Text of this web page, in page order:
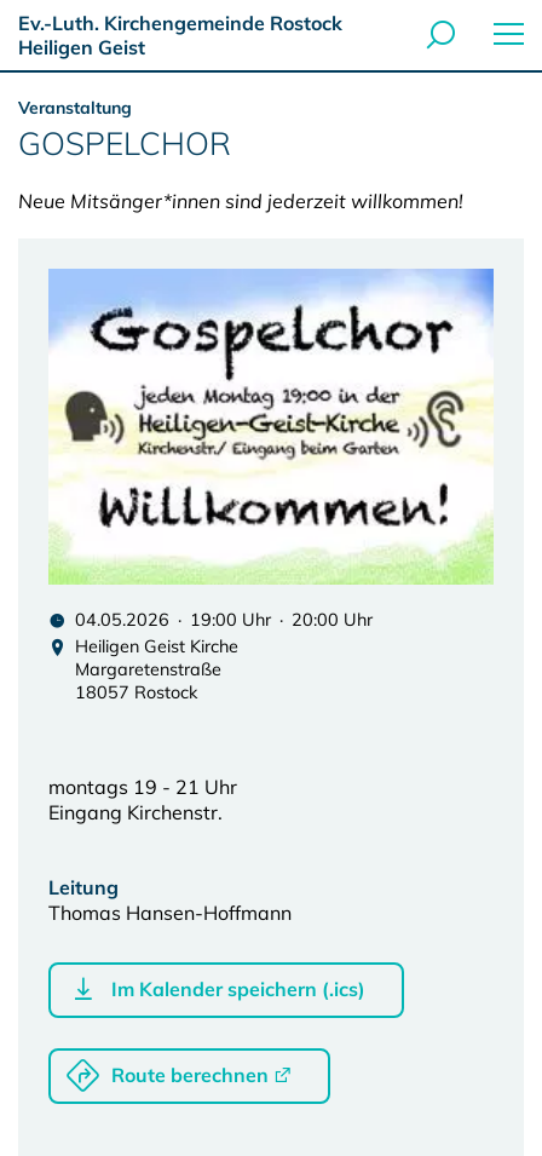
Ev.-Luth. Kirchengemeinde Rostock
Heiligen Geist
Veranstaltung
GOSPELCHOR
Neue Mitsänger*innen sind jederzeit willkommen!
04.05.2026 · 19:00 Uhr · 20:00 Uhr
Heiligen Geist Kirche
Margaretenstraße
18057 Rostock
montags 19 - 21 Uhr
Eingang Kirchenstr.
Leitung
Thomas Hansen-Hoffmann
Im Kalender speichern (.ics)
Route berechnen